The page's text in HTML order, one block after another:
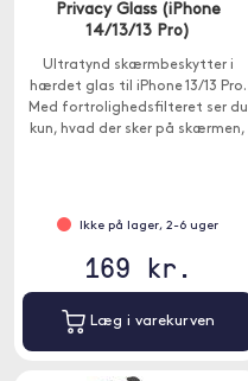
Privacy Glass (iPhone
14/13/13 Pro)
Ultratynd skærmbeskytter i
hærdet glas til iPhone 13/13 Pro.
Med fortrolighedsfilteret ser du
kun, hvad der sker på skærmen,
Ikke på lager, 2-6 uger
169 kr.
Læg i varekurven